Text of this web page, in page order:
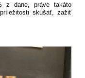
z dane, práve takáto
skúšať, zažiť